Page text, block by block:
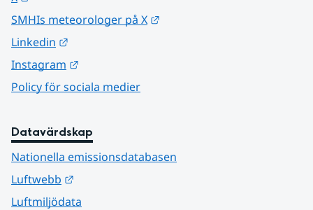
SMHIs meteorologer på X
Linkedin
Instagram
Policy för sociala medier
Datavärdskap
Nationella emissionsdatabasen
Luftwebb
Luftmiljödata